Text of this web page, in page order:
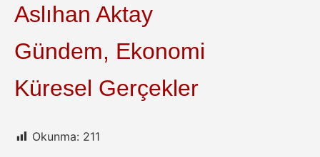
Aslıhan Aktay
Gündem, Ekonomi
Küresel Gerçekler
Okunma: 211